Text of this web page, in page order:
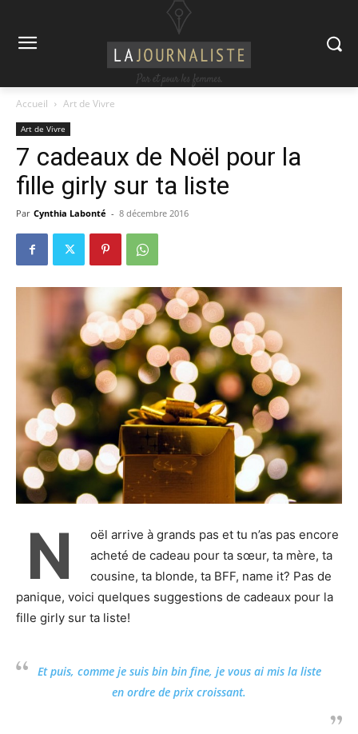
Accueil Art de Vivre
Art de Vivre
7 cadeaux de Noël pour la
fille girly sur ta liste
Par Cynthia Labonté - 8 décembre 2016
N
oël arrive à grands pas et tu n’as pas encore
acheté de cadeau pour ta sœur, ta mère, ta
cousine, ta blonde, ta BFF, name it? Pas de
panique, voici quelques suggestions de cadeaux pour la
fille girly sur ta liste!
Et puis, comme je suis bin bin fine, je vous ai mis la liste
en ordre de prix croissant.